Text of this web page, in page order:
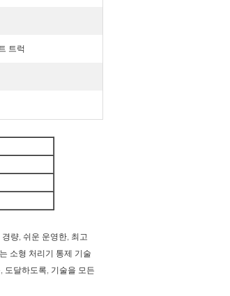
트럭
량, 쉬운 운영한, 최고
소형 처리기 통제 기술
도달하도록, 기술을 모든